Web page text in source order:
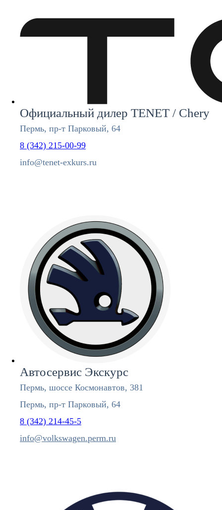
Официальный дилер TENET / Chery
Пермь, пр-т Парковый, 64
8 (342) 215-00-99
info@tenet-exkurs.ru
Автосервис Экскурс
Пермь, шоссе Космонавтов, 381
Пермь, пр-т Парковый, 64
8 (342) 214-45-5
info@volkswagen.perm.ru